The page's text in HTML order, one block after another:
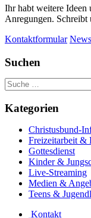
Ihr habt weitere Ideen
Anregungen. Schreibt
Kontaktformular
Suchen
Kategorien
Christusbund-
Freizeitarbeit &
Gottesdienst
Kinder &
Live-Streaming
Medien &
Teens &
Kontakt